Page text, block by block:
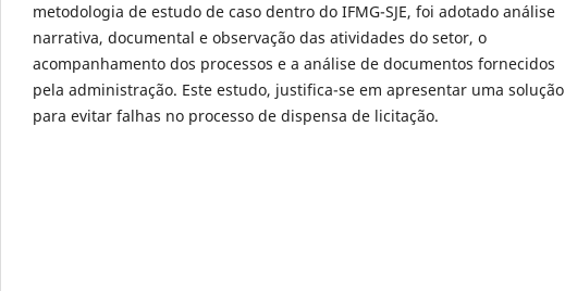
metodologia de estudo de caso dentro do IFMG-SJE, foi adotado análise
narrativa, documental e observação das atividades do setor, o
acompanhamento dos processos e a análise de documentos fornecidos
pela administração. Este estudo, justifica-se em apresentar uma solução
para evitar falhas no processo de dispensa de licitação.